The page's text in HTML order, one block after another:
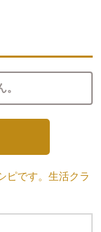
ピです。生活クラ